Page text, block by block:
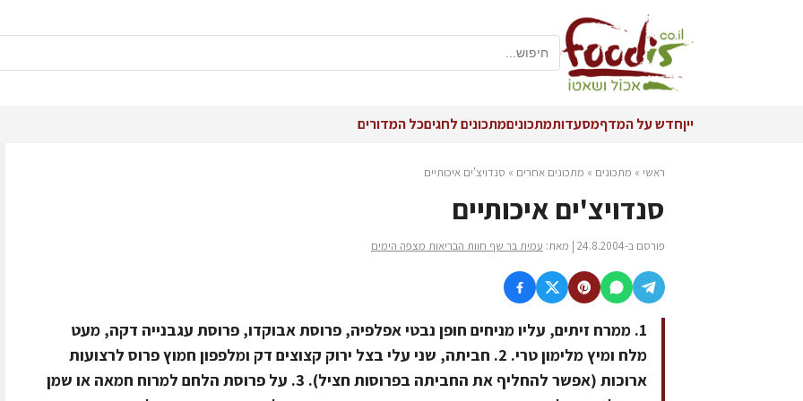
ייןחדש על המדףמסעדותמתכוניםמתכונים לחגיםכל המדורים
ראשי » מתכונים » מתכונים אחרים » סנדויצ'ים איכותיים
סנדויצ'ים איכותיים
פורסם ב-24.8.2004 | מאת: עמית בר שף חוות הבריאות מצפה הימים
1. ממרח זיתים, עליו מניחים חופן נבטי אפלפיה, פרוסת אבוקדו, פרוסת עגבנייה דקה, מעט
מלח ומיץ מלימון טרי. 2. חביתה, שני עלי בצל ירוק קצוצים דק ומלפפון חמוץ פרוס לרצועות
ארוכות (אפשר להחליף את החביתה בפרוסות חציל). 3. על פרוסת הלחם למרוח חמאה או שמן